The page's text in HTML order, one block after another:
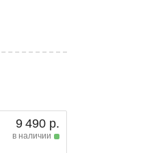
9 490 р.
в наличии